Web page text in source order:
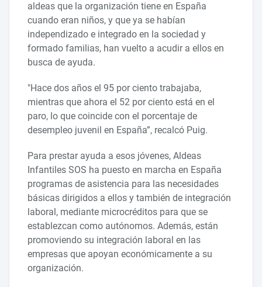
aldeas que la organización tiene en España
cuando eran niños, y que ya se habían
independizado e integrado en la sociedad y
formado familias, han vuelto a acudir a ellos en
busca de ayuda.
"Hace dos años el 95 por ciento trabajaba,
mientras que ahora el 52 por ciento está en el
paro, lo que coincide con el porcentaje de
desempleo juvenil en España”, recalcó Puig.
Para prestar ayuda a esos jóvenes, Aldeas
Infantiles SOS ha puesto en marcha en España
programas de asistencia para las necesidades
básicas dirigidos a ellos y también de integración
laboral, mediante microcréditos para que se
establezcan como autónomos. Además, están
promoviendo su integración laboral en las
empresas que apoyan económicamente a su
organización.